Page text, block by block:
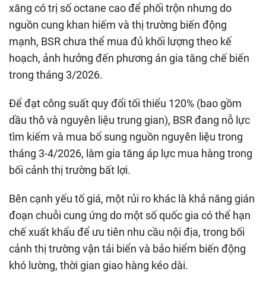
xăng có trị số octane cao để phối trộn nhưng do
nguồn cung khan hiếm và thị trường biến động
mạnh, BSR chưa thể mua đủ khối lượng theo kế
hoạch, ảnh hưởng đến phương án gia tăng chế biến
trong tháng 3/2026.
Để đạt công suất quy đổi tối thiểu 120% (bao gồm
dầu thô và nguyên liệu trung gian), BSR đang nỗ lực
tìm kiếm và mua bổ sung nguồn nguyên liệu trong
tháng 3-4/2026, làm gia tăng áp lực mua hàng trong
bối cảnh thị trường bất lợi.
Bên cạnh yếu tố giá, một rủi ro khác là khả năng gián
đoạn chuỗi cung ứng do một số quốc gia có thể hạn
chế xuất khẩu để ưu tiên nhu cầu nội địa, trong bối
cảnh thị trường vận tải biển và bảo hiểm biến động
khó lường, thời gian giao hàng kéo dài.